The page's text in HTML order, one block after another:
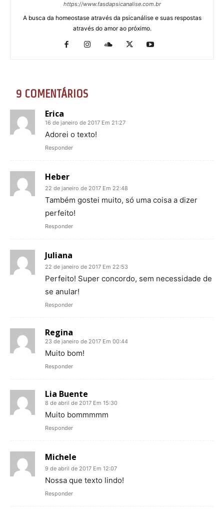
https://www.fasdapsicanalise.com.br
A busca da homeostase através da psicanálise e suas respostas
através do amor ao próximo.
9 COMENTÁRIOS
Erica
16 de janeiro de 2017 Em 21:27
Adorei o texto!
Responder
Heber
22 de janeiro de 2017 Em 22:48
Também gostei muito, só uma coisa a dizer
perfeito!
Responder
Juliana
22 de janeiro de 2017 Em 22:53
Perfeito! Super concordo, sem necessidade de
se anular!
Responder
Regina
23 de janeiro de 2017 Em 00:44
Muito bom!
Responder
Lia Buente
8 de abril de 2017 Em 15:30
Muito bommmmm
Responder
Michele
9 de abril de 2017 Em 12:07
Nossa que texto lindo!
Responder